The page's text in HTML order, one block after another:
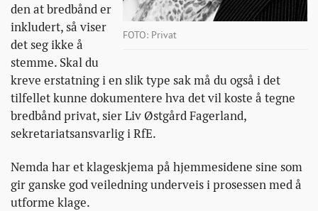
FOTO: Privat
den at bredbånd er
inkludert, så viser
det seg ikke å
stemme. Skal du
kreve erstatning i en slik type sak må du også i det
tilfellet kunne dokumentere hva det vil koste å tegne
bredbånd privat, sier Liv Østgård Fagerland,
sekretariatsansvarlig i RfE.
Nemda har et klageskjema på hjemmesidene sine som
gir ganske god veiledning underveis i prosessen med å
utforme klage.